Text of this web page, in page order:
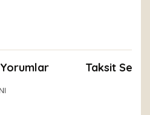
Yorumlar Taksit